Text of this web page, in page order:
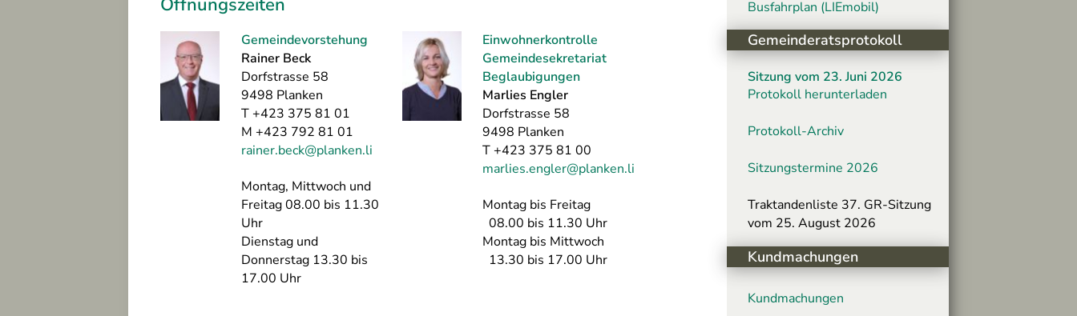
Öffnungszeiten
Gemeindevorstehung
Rainer Beck
Dorfstrasse 58
9498 Planken
T +423 375 81 01
M +423 792 81 01
rainer.beck@planken.li
Montag, Mittwoch und
Freitag 08.00 bis 11.30
Uhr
Dienstag und
Donnerstag 13.30 bis
17.00 Uhr
Einwohnerkontrolle
Gemeindesekretariat
Beglaubigungen
Marlies Engler
Dorfstrasse 58
9498 Planken
T +423 375 81 00
marlies.engler@planken.li
Montag bis Freitag
08.00 bis 11.30 Uhr
Montag bis Mittwoch
13.30 bis 17.00 Uhr
Busfahrplan (LIEmobil)
Gemeinderatsprotokoll
Sitzung vom 23. Juni 2026
Protokoll herunterladen
Protokoll-Archiv
Sitzungstermine 2026
Traktandenliste 37. GR-Sitzung
vom 25. August 2026
Kundmachungen
Kundmachungen